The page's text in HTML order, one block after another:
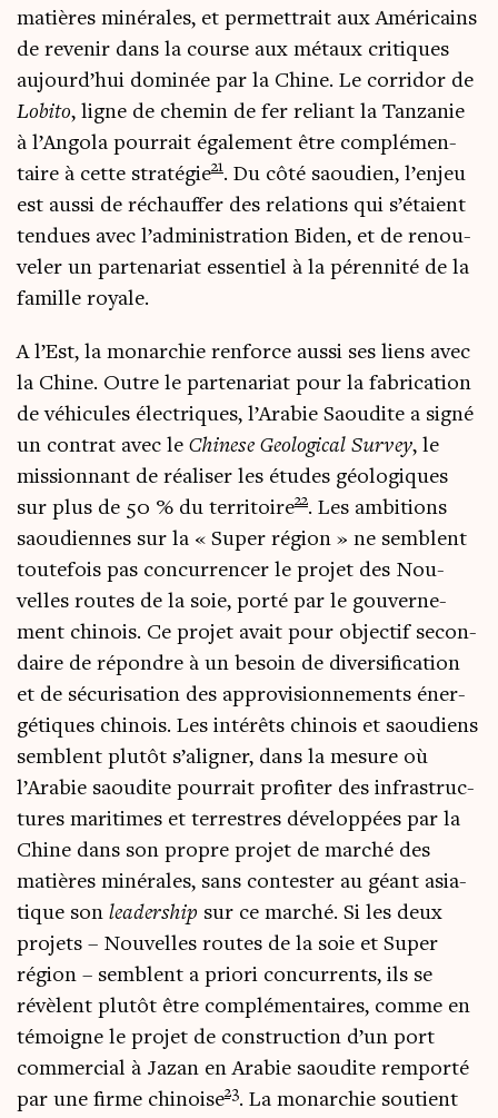
matières miné­rales, et per­met­trait aux Amé­ri­cains
de reve­nir dans la course aux métaux cri­tiques
aujourd’hui domi­née par la Chine. Le cor­ri­dor de
Lobi­to, ligne de che­min de fer reliant la Tan­za­nie
à l’Angola pour­rait éga­le­ment être com­plé­men­
taire à cette stra­té­gie21. Du côté saou­dien, l’enjeu
est aus­si de réchauf­fer des rela­tions qui s’étaient
ten­dues avec l’administration Biden, et de renou­
ve­ler un par­te­na­riat essen­tiel à la péren­ni­té de la
famille royale.
A l’Est, la monar­chie ren­force aus­si ses liens avec
la Chine. Outre le par­te­na­riat pour la fabri­ca­tion
de véhi­cules élec­triques, l’Arabie Saou­dite a signé
un contrat avec le Chi­nese Geo­lo­gi­cal Sur­vey, le
mis­sion­nant de réa­li­ser les études géo­lo­giques
sur plus de 50 % du ter­ri­toire22. Les ambi­tions
saou­diennes sur la « Super région » ne semblent
tou­te­fois pas concur­ren­cer le pro­jet des Nou­
velles routes de la soie, por­té par le gou­ver­ne­
ment chi­nois. Ce pro­jet avait pour objec­tif secon­
daire de répondre à un besoin de diver­si­fi­ca­tion
et de sécu­ri­sa­tion des appro­vi­sion­ne­ments éner­
gé­tiques chi­nois. Les inté­rêts chi­nois et saou­diens
semblent plu­tôt s’aligner, dans la mesure où
l’Arabie saou­dite pour­rait pro­fi­ter des infra­struc­
tures mari­times et ter­restres déve­lop­pées par la
Chine dans son propre pro­jet de mar­ché des
matières miné­rales, sans contes­ter au géant asia­
tique son lea­der­ship sur ce mar­ché. Si les deux
pro­jets – Nou­velles routes de la soie et Super
région – semblent a prio­ri concur­rents, ils se
révèlent plu­tôt être com­plé­men­taires, comme en
témoigne le pro­jet de construc­tion d’un port
com­mer­cial à Jazan en Ara­bie saou­dite rem­por­té
par une firme chi­noise23. La monar­chie sou­tient